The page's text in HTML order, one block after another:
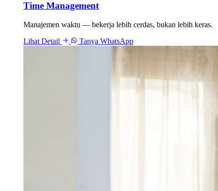
Time Management
Manajemen waktu — bekerja lebih cerdas, bukan lebih keras.
Lihat Detail
Tanya WhatsApp